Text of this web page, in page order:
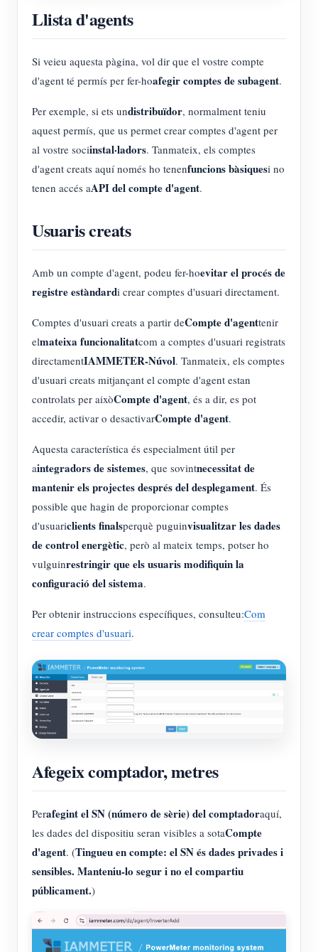
Llista d'agents
Si veieu aquesta pàgina, vol dir que el vostre compte
d'agent té permís per fer-hoafegir comptes de subagent.
Per exemple, si ets undistribuïdor, normalment teniu
aquest permís, que us permet crear comptes d'agent per
al vostre sociinstal·ladors. Tanmateix, els comptes
d'agent creats aquí només ho tenenfuncions bàsiquesi no
tenen accés aAPI del compte d'agent.
Usuaris creats
Amb un compte d'agent, podeu fer-hoevitar el procés de
registre estàndardi crear comptes d'usuari directament.
Comptes d'usuari creats a partir deCompte d'agenttenir
elmateixa funcionalitatcom a comptes d'usuari registrats
directamentIAMMETER-Núvol. Tanmateix, els comptes
d'usuari creats mitjançant el compte d'agent estan
controlats per aixòCompte d'agent, és a dir, es pot
accedir, activar o desactivarCompte d'agent.
Aquesta característica és especialment útil per
aintegradors de sistemes, que sovintnecessitat de
mantenir els projectes després del desplegament. És
possible que hagin de proporcionar comptes
d'usuariclients finalsperquè puguinvisualitzar les dades
de control energètic, però al mateix temps, potser ho
vulguinrestringir que els usuaris modifiquin la
configuració del sistema.
Per obtenir instruccions específiques, consulteu:Com
crear comptes d'usuari.
Afegeix comptador, metres
Perafegint el SN (número de sèrie) del comptadoraquí,
les dades del dispositiu seran visibles a sotaCompte
d'agent. (Tingueu en compte: el SN és dades privades i
sensibles. Manteniu-lo segur i no el compartiu
públicament.)